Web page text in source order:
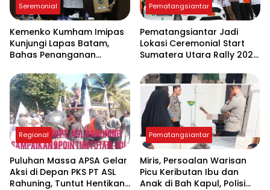
Seremonial
Kemenko Kumham Imipas
Kunjungi Lapas Batam,
Bahas Penanganan
Implementasi KUHP Baru
Pematangsiantar
Pematangsiantar Jadi
Lokasi Ceremonial Start
Sumatera Utara Rally 2026
Regional
Puluhan Massa APSA Gelar
Aksi di Depan PKS PT ASL
Rahuning, Tuntut Hentikan
Pematangsiantar
Miris, Persoalan Warisan
Picu Keributan Ibu dan
Anak di Bah Kapul, Polisi